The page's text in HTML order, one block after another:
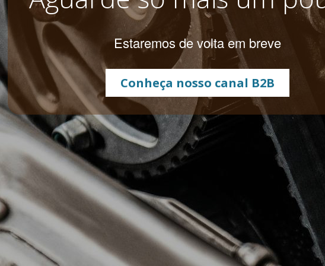
Estaremos de volta em breve
Conheça nosso canal B2B